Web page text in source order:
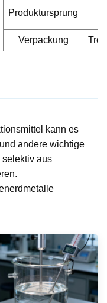
Produktursprung
Verpackung
kann es
andere wichtige
selektiv aus